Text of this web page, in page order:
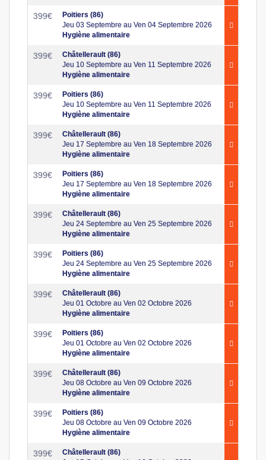
399€
Poitiers (86)
Jeu 03 Septembre au Ven 04 Septembre 2026
Hygiène alimentaire
399€
Châtellerault (86)
Jeu 10 Septembre au Ven 11 Septembre 2026
Hygiène alimentaire
399€
Poitiers (86)
Jeu 10 Septembre au Ven 11 Septembre 2026
Hygiène alimentaire
399€
Châtellerault (86)
Jeu 17 Septembre au Ven 18 Septembre 2026
Hygiène alimentaire
399€
Poitiers (86)
Jeu 17 Septembre au Ven 18 Septembre 2026
Hygiène alimentaire
399€
Châtellerault (86)
Jeu 24 Septembre au Ven 25 Septembre 2026
Hygiène alimentaire
399€
Poitiers (86)
Jeu 24 Septembre au Ven 25 Septembre 2026
Hygiène alimentaire
399€
Châtellerault (86)
Jeu 01 Octobre au Ven 02 Octobre 2026
Hygiène alimentaire
399€
Poitiers (86)
Jeu 01 Octobre au Ven 02 Octobre 2026
Hygiène alimentaire
399€
Châtellerault (86)
Jeu 08 Octobre au Ven 09 Octobre 2026
Hygiène alimentaire
399€
Poitiers (86)
Jeu 08 Octobre au Ven 09 Octobre 2026
Hygiène alimentaire
399€
Châtellerault (86)